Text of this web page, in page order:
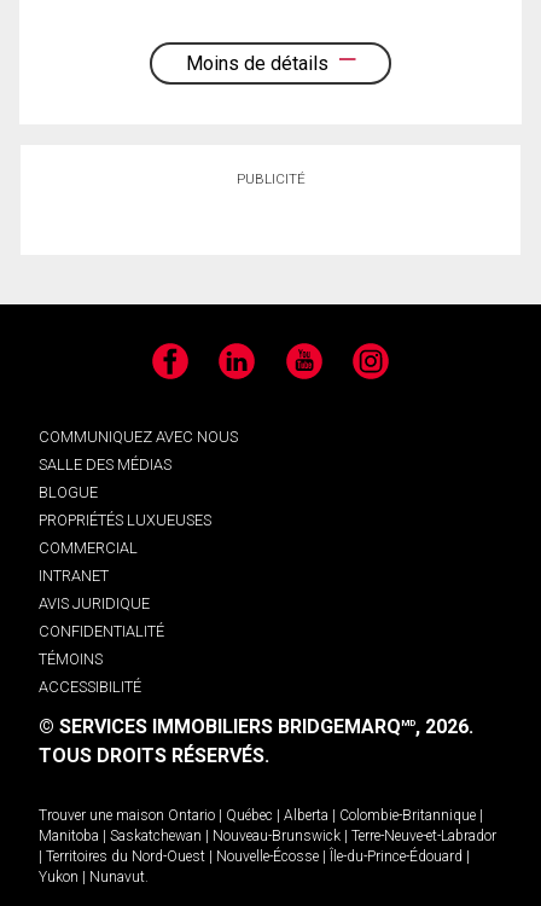
Moins de détails
PUBLICITÉ
Facebook LinkedIn YouTube Instagram
COMMUNIQUEZ AVEC NOUS
SALLE DES MÉDIAS
BLOGUE
PROPRIÉTÉS LUXUEUSES
COMMERCIAL
INTRANET
AVIS JURIDIQUE
CONFIDENTIALITÉ
TÉMOINS
ACCESSIBILITÉ
© SERVICES IMMOBILIERS BRIDGEMARQMD, 2026.
TOUS DROITS RÉSERVÉS.
Trouver une maison Ontario Québec Alberta Colombie-Britannique
Manitoba
Saskatchewan Nouveau-Brunswick
Terre-Neuve-et-Labrador
Territoires du Nord-Ouest Nouvelle-Écosse Île-du-Prince-Édouard
Yukon
Nunavut.